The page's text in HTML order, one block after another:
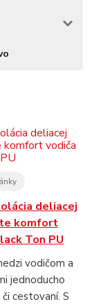
deliacej
komfort
Ton PU
vodičom a
jednoducho
cestovaní. S